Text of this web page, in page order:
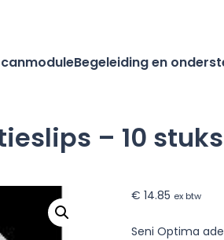
Begeleiding en
– 10 stuks
€ 14.85 ex btw
Seni Optima